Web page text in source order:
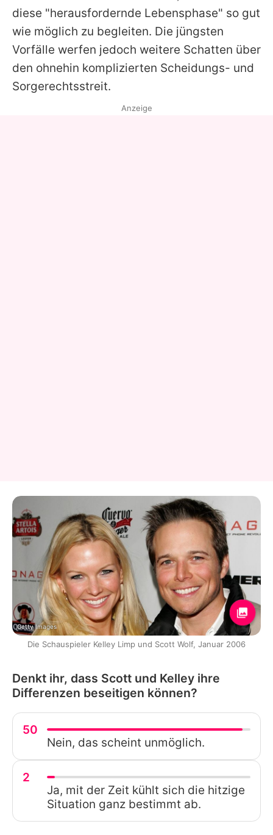
diese "herausfordernde Lebensphase" so gut
wie möglich zu begleiten. Die jüngsten
Vorfälle werfen jedoch weitere Schatten über
den ohnehin komplizierten Scheidungs- und
Sorgerechtsstreit.
Anzeige
Getty Images
Die Schauspieler Kelley Limp und Scott Wolf, Januar 2006
Denkt ihr, dass Scott und Kelley ihre
Differenzen beseitigen können?
50
Nein, das scheint unmöglich.
2
Ja, mit der Zeit kühlt sich die hitzige
Situation ganz bestimmt ab.